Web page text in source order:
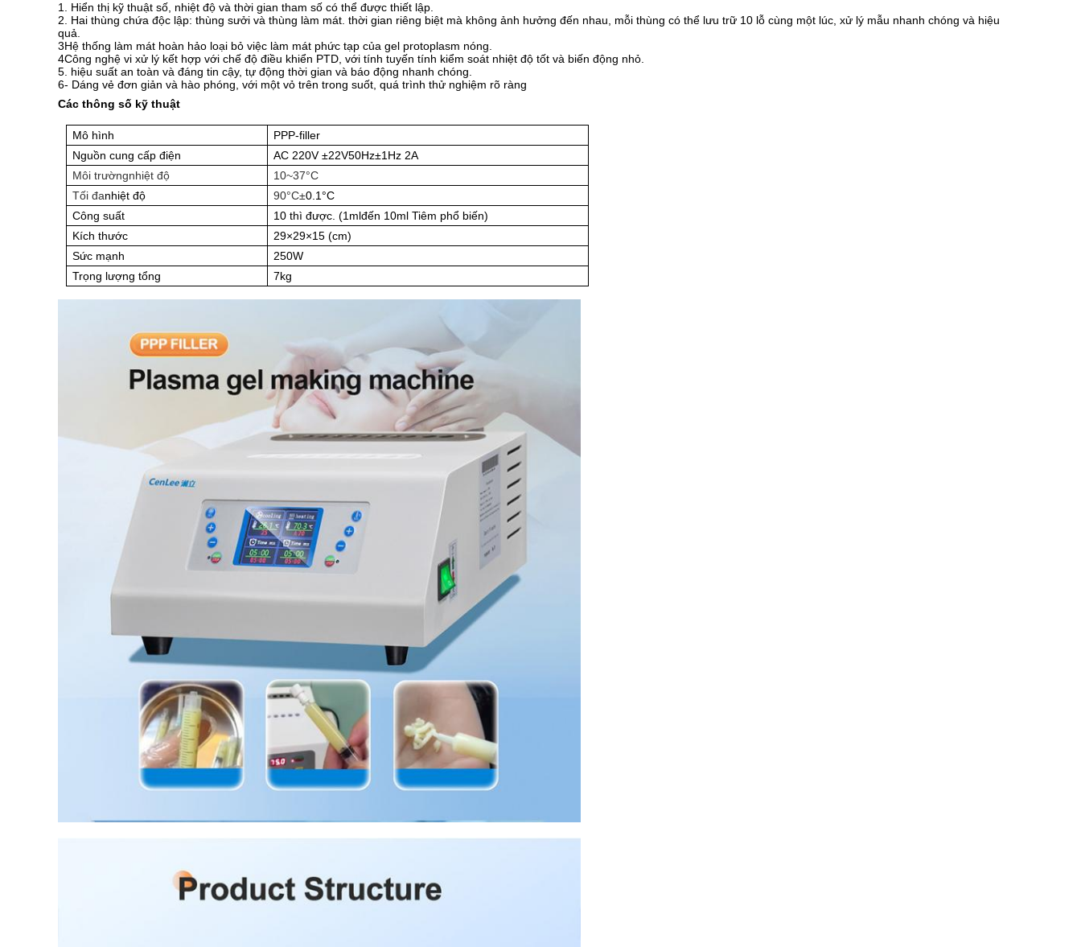
1. Hiển thị kỹ thuật số, nhiệt độ và thời gian tham số có thể được thiết lập.
2. Hai thùng chứa độc lập: thùng sưởi và thùng làm mát. thời gian riêng biệt mà không ảnh hưởng đến nhau, mỗi thùng có thể lưu trữ 10 lỗ cùng một lúc, xử lý mẫu nhanh chóng và hiệu
quả.
3Hệ thống làm mát hoàn hảo loại bỏ việc làm mát phức tạp của gel protoplasm nóng.
4Công nghệ vi xử lý kết hợp với chế độ điều khiển PTD, với tính tuyến tính kiểm soát nhiệt độ tốt và biến động nhỏ.
5. hiệu suất an toàn và đáng tin cậy, tự động thời gian và báo động nhanh chóng.
6- Dáng vẻ đơn giản và hào phóng, với một vỏ trên trong suốt, quá trình thử nghiệm rõ ràng
Các thông số kỹ thuật
Mô hình
PPP-filler
Nguồn cung cấp điện
AC 220V ±22V50Hz±1Hz 2A
Môi trườngnhiệt độ 10~37°C
Tối đanhiệt độ 90°C±0.1 °C
Công suất
10 thì được. (1 mlđến 10ml Tiêm phổ biến)
Kích thước
29×29×15 (cm)
Sức mạnh
250W
Trọng lượng tổng
7kg